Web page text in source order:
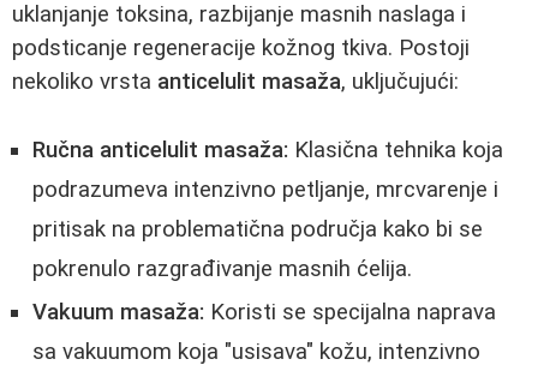
uklanjanje toksina, razbijanje masnih naslaga i
podsticanje regeneracije kožnog tkiva. Postoji
nekoliko vrsta anticelulit masaža, uključujući:
Ručna anticelulit masaža: Klasična tehnika koja
podrazumeva intenzivno petljanje, mrcvarenje i
pritisak na problematična područja kako bi se
pokrenulo razgrađivanje masnih ćelija.
Vakuum masaža: Koristi se specijalna naprava
sa vakuumom koja "usisava" kožu, intenzivno